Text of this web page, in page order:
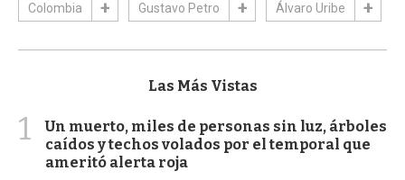
Colombia Gustavo Petro Álvaro Uribe
Las Más Vistas
1
Un muerto, miles de personas sin luz, árboles
caídos y techos volados por el temporal que
ameritó alerta roja